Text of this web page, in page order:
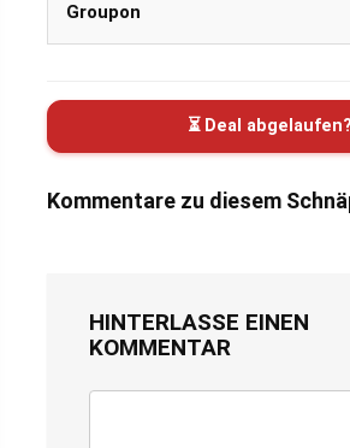
Groupon
⏳ Deal abgelaufen?
Kommentare zu diesem
HINTERLASSE EINEN
KOMMENTAR